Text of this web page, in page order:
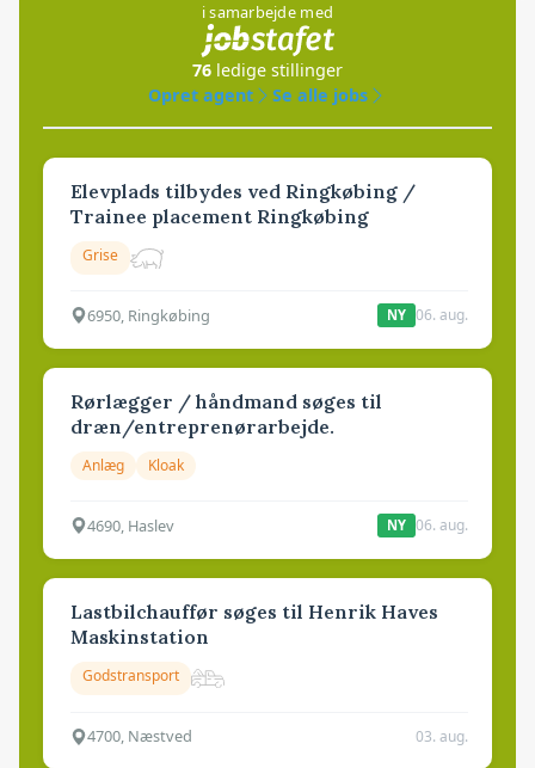
i samarbejde med
76 ledige stillinger
Opret agent
Se alle jobs
Elevplads tilbydes ved Ringkøbing /
Trainee placement Ringkøbing
Grise
6950, Ringkøbing NY 06. aug.
Rørlægger / håndmand søges til
dræn/entreprenørarbejde.
Anlæg Kloak
4690, Haslev NY 06. aug.
Lastbilchauffør søges til Henrik Haves
Maskinstation
Godstransport
4700, Næstved 03. aug.